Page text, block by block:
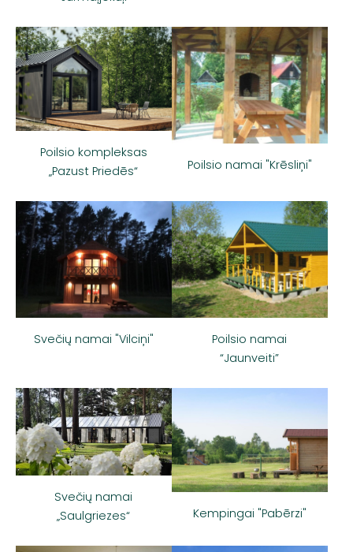
Poilsio kompleksas
„Pazust Priedēs“
Poilsio namai "Krēsliņi"
Svečių namai "Vilciņi"
Poilsio namai
“Jaunveiti”
Svečių namai
„Saulgriezes“
Kempingai "Pabērzi"